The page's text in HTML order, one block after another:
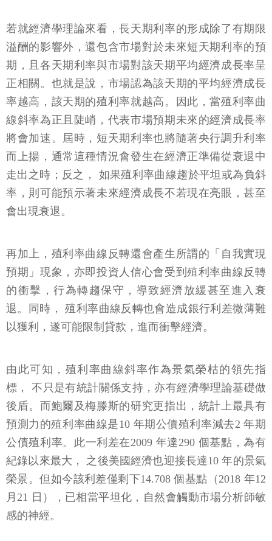
若就經濟學理論來看，長天期利率的形成除了有期限
溢酬的影響外，還包含市場對於未來短天期利率的預
期，且各天期利率與市場對該天期平均經濟成長率呈
正相關。也就是說，市場認為該天期的平均經濟成長
率越高，該天期的殖利率就越高。因此，當殖利率曲
線斜率為正且陡峭，代表市場預期未來的經濟成長率
將會加速。屆時，短天期利率也將隨著央行調升利率
而上揚，通常這種情況會發生在經濟正準備從衰退中
走出之時；反之， 如果殖利率曲線趨於平坦或為負斜
率，則可能預示著未來經濟成長不若現在亮眼，甚至
會出現衰退。
再加上，殖利率曲線反轉還會產生所謂的「自我實現
預期」現象，亦即投資人信心會受到殖利率曲線反轉
的衝擊，行為轉趨保守，導致經濟放緩甚至進入衰
退。同時， 殖利率曲線反轉也會造成銀行利差微薄難
以獲利，遂可能限制貸款，進而衝擊經濟。
由此可知，殖利率曲線斜率作為景氣榮枯的領先指
標， 不只是有統計關係支持，亦有經濟學理論基礎做
後盾。而鮑爾及梅滕斯的研究更指出，統計上最具有
預測力的殖利率曲線是10 年期公債殖利率減去2 年期
公債殖利率。此一利差在2009 年達290 個基點，為有
紀錄以來最大， 之後美國經濟也迎接長達10 年的景氣
榮景。但如今該利差僅剩下14.708 個基點（2018 年12
月21 日），已相當平坦化，自然會觸動市場分析師敏
感的神經。